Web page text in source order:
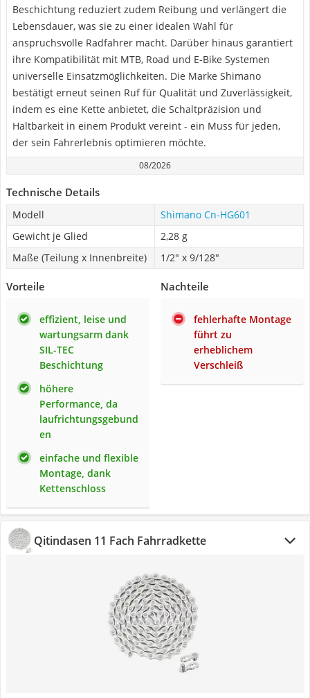
Beschichtung reduziert zudem Reibung und verlängert die
Lebensdauer, was sie zu einer idealen Wahl für
anspruchsvolle Radfahrer macht. Darüber hinaus garantiert
ihre Kompatibilität mit MTB, Road und E-Bike Systemen
universelle Einsatzmöglichkeiten. Die Marke Shimano
bestätigt erneut seinen Ruf für Qualität und Zuverlässigkeit,
indem es eine Kette anbietet, die Schaltpräzision und
Haltbarkeit in einem Produkt vereint - ein Muss für jeden,
der sein Fahrerlebnis optimieren möchte.
08/2026
Technische Details
Modell
Shimano Cn-HG601
Gewicht je Glied
2,28 g
Maße (Teilung x Innenbreite)
1/2" x 9/128"
Vorteile
effizient, leise und
wartungsarm dank
SIL-TEC
Beschichtung
höhere
Performance, da
laufrichtungsgebund
en
einfache und flexible
Montage, dank
Kettenschloss
Nachteile
fehlerhafte Montage
führt zu
erheblichem
Verschleiß
Qitindasen 11 Fach Fahrradkette